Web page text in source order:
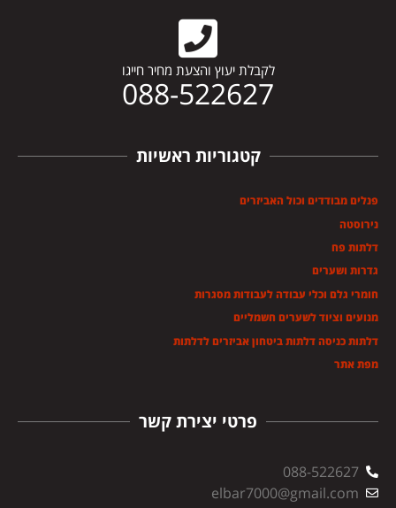
לקבלת יעוץ והצעת מחיר חייגו
088-522627
פרטי יצירת קשר
088-522627
elbar7000@gmail.com
קטגוריות ראשיות
פנלים מבודדים וכול האביזרים
נירוסטה
דלתות פח
גדרות ושערים
חומרי גלם וכלי עבודה לעבודות מסגרות
מנועים וציוד לשערים חשמליים
דלתות כניסה דלתות ביטחון אביזרים לדלתות
מפת אתר